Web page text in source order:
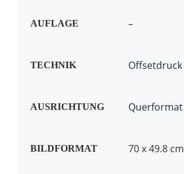
AUFLAGE –
TECHNIK Offsetdruck
AUSRICHTUNG Querformat
BILDFORMAT 70 x 49.8 cm